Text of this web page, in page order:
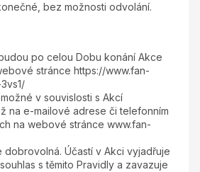
bez možnosti odvolání.
po celou Dobu konání Akce
stránce https://www.fan-
v souvislosti s Akcí
na e-mailové adrese či telefonním
na webové stránce www.fan-
dobrovolná. Účastí v Akci vyjadřuje
s těmito Pravidly a zavazuje